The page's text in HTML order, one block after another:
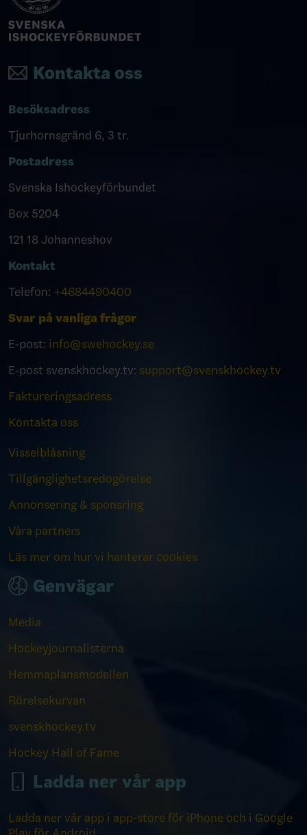
Kontakta oss
Besöksadress
Tjurhornsgränd 6, 3 tr.
Postadress
Svenska Ishockeyförbundet
Box 5204
121 18 Johanneshov
Kontakt
Telefon: +4684490400
Svar på vanliga frågor
E-post: info@swehockey.se
E-post svenskhockey.tv: support@svenskhockey.tv
Faktureringsadress
Kontakta oss
Visselblåsning
Tillgänglighetsredogörelse
Annonsering & sponsring
Våra partners
Läs mer om hur vi hanterar cookies
Genvägar
Media
Hockeyjournalisterna
Hemmaplansmodellen
Rörelsekurvan
svenskhockey.tv
Hockey Hall of Fame
Ladda ner vår app
Ladda ner vår app i app-store för iPhone och i Google